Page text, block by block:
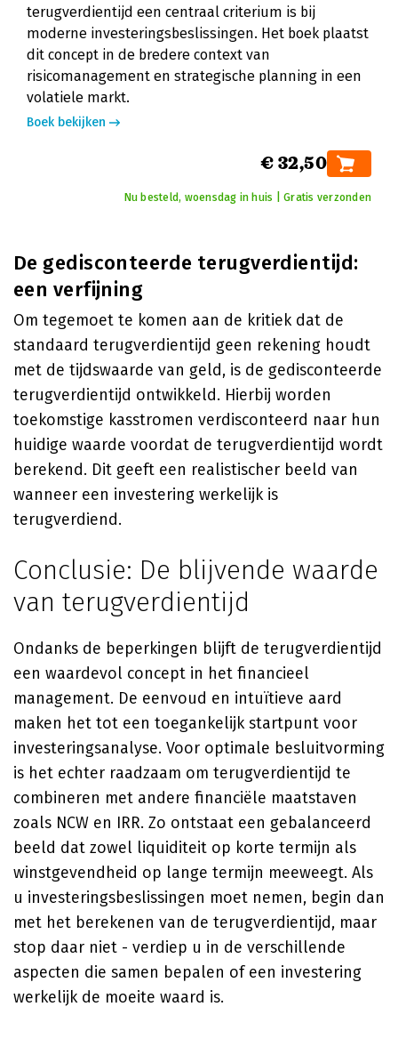
terugverdientijd een centraal criterium is bij
moderne investeringsbeslissingen. Het boek plaatst
dit concept in de bredere context van
risicomanagement en strategische planning in een
volatiele markt.
Boek bekijken
€ 32,50
Nu besteld, woensdag in huis | Gratis verzonden
De gedisconteerde terugverdientijd:
een verfijning
Om tegemoet te komen aan de kritiek dat de
standaard terugverdientijd geen rekening houdt
met de tijdswaarde van geld, is de gedisconteerde
terugverdientijd ontwikkeld. Hierbij worden
toekomstige kasstromen verdisconteerd naar hun
huidige waarde voordat de terugverdientijd wordt
berekend. Dit geeft een realistischer beeld van
wanneer een investering werkelijk is
terugverdiend.
Conclusie: De blijvende waarde
van terugverdientijd
Ondanks de beperkingen blijft de terugverdientijd
een waardevol concept in het financieel
management. De eenvoud en intuïtieve aard
maken het tot een toegankelijk startpunt voor
investeringsanalyse. Voor optimale besluitvorming
is het echter raadzaam om terugverdientijd te
combineren met andere financiële maatstaven
zoals NCW en IRR. Zo ontstaat een gebalanceerd
beeld dat zowel liquiditeit op korte termijn als
winstgevendheid op lange termijn meeweegt. Als
u investeringsbeslissingen moet nemen, begin dan
met het berekenen van de terugverdientijd, maar
stop daar niet - verdiep u in de verschillende
aspecten die samen bepalen of een investering
werkelijk de moeite waard is.